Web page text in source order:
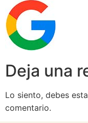
Deja una
Lo siento, debes
comentario.